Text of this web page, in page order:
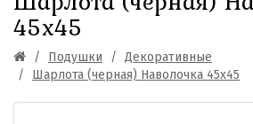
45х45
Подушки
Декоративные
Шарлота (черная) Наволочка 45х45